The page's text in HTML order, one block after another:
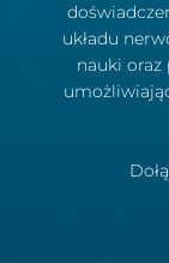
układu
nauki